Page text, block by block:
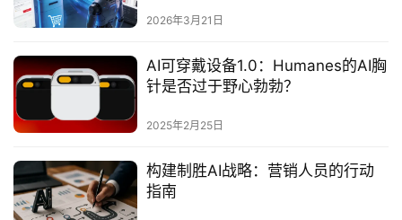
2026年3月21日
AI可穿戴设备1.0：Humanes的AI胸
针是否过于野心勃勃？
2025年2月25日
构建制胜AI战略：营销人员的行动
指南‌